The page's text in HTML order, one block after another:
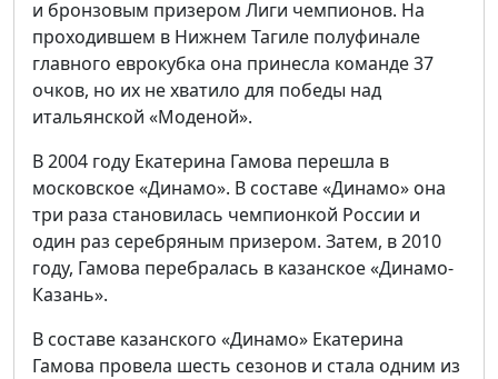
и бронзовым призером Лиги чемпионов. На
проходившем в Нижнем Тагиле полуфинале
главного еврокубка она принесла команде 37
очков, но их не хватило для победы над
итальянской «Моденой».
В 2004 году Екатерина Гамова перешла в
московское «Динамо». В составе «Динамо» она
три раза становилась чемпионкой России и
один раз серебряным призером. Затем, в 2010
году, Гамова перебралась в казанское «Динамо-
Казань».
В составе казанского «Динамо» Екатерина
Гамова провела шесть сезонов и стала одним из